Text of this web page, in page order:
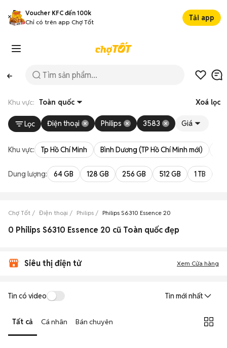
Voucher KFC đến 100k
Chỉ có trên app Chợ Tốt
Tải app
Khu vực: Toàn quốc Xoá lọc
Lọc Điện thoại Philips 3583 Giá
Khu vực: Tp Hồ Chí Minh Bình Dương (TP Hồ Chí Minh mới)
Dung lượng: 64 GB 128 GB 256 GB 512 GB 1 TB
Chợ Tốt Điện thoại Philips Philips S6310 Essence 20
0 Philips S6310 Essence 20 cũ Toàn quốc đẹp
Siêu thị điện tử Xem Cửa hàng
Tin có video Tin mới nhất
Tất cả Cá nhân Bán chuyên